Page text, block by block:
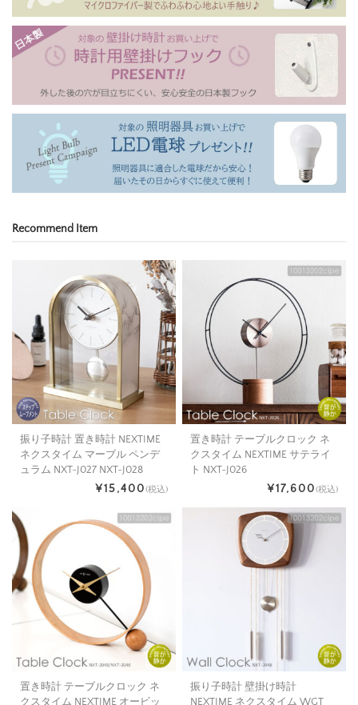
Recommend Item
振り子時計 置き時計 NEXTIME
ネクスタイム マーブル ペンデ
ュラム NXT-J027 NXT-J028
¥15,400(税込)
置き時計 テーブルクロック ネ
クスタイム NEXTIME サテライ
ト NXT-J026
¥17,600(税込)
置き時計 テーブルクロック ネ
クスタイム NEXTIME オービッ
振り子時計 壁掛け時計
NEXTIME ネクスタイム WGT